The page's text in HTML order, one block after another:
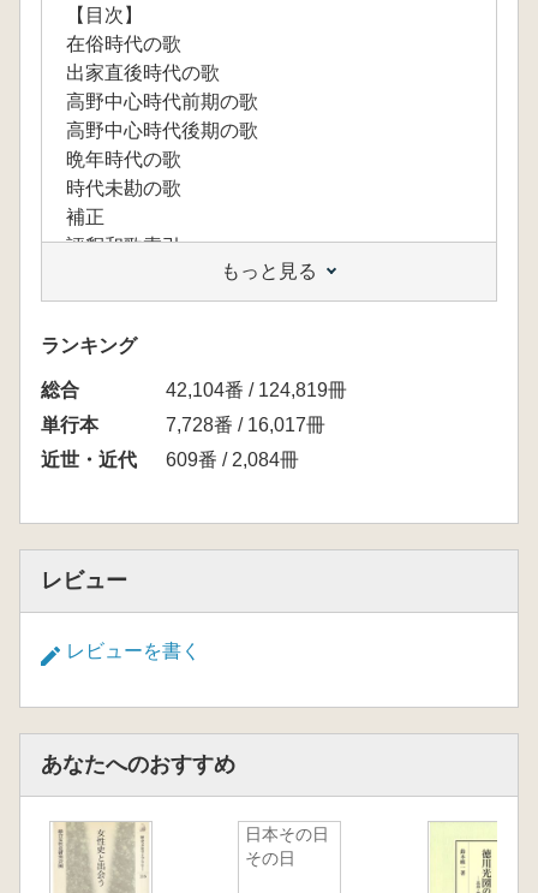
【目次】
在俗時代の歌
出家直後時代の歌
高野中心時代前期の歌
高野中心時代後期の歌
晩年時代の歌
時代未勘の歌
補正
評釈和歌索引
もっと見る
ランキング
総合
42,104番 / 124,819冊
単行本
7,728番 / 16,017冊
近世・近代
609番 / 2,084冊
レビュー
レビューを書く
あなたへのおすすめ
日本その日
その日